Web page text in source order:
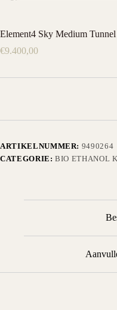
Element4 Sky Medium
€9.400,00
ARTIKELNUMMER: 9490264
CATEGORIE:BIO ETHANOL